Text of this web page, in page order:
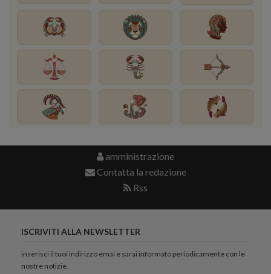
amministrazione
Contatta la redazione
Rss
ISCRIVITI ALLA NEWSLETTER
inserisci il tuoi indirizzo emai e sarai informato periodicamente con le
nostre notizie.